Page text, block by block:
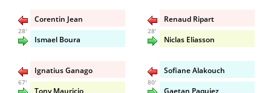
Corentin Jean
28'
Ismael Boura
Ignatius Ganago
67'
Tony Mauricio
Renaud Ripart
28'
Niclas Eliasson
Sofiane Alakouch
80'
Gaetan Paquiez